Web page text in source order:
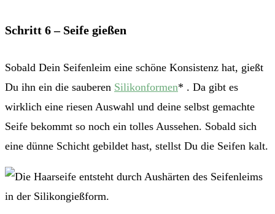
Schritt 6 – Seife gießen
Sobald Dein Seifenleim eine schöne Konsistenz hat, gießt
Du ihn ein die sauberen Silikonformen* . Da gibt es
wirklich eine riesen Auswahl und deine selbst gemachte
Seife bekommt so noch ein tolles Aussehen. Sobald sich
eine dünne Schicht gebildet hast, stellst Du die Seifen kalt.